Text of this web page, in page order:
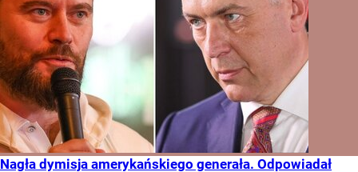
Nagła dymisja amerykańskiego generała. Odpowiadał